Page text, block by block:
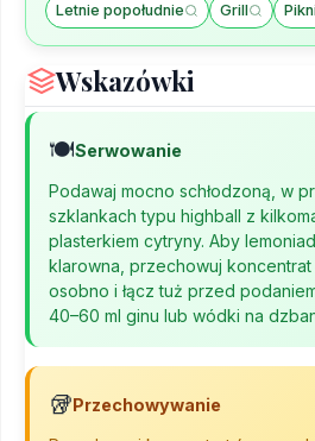
Letnie popołudnie Grill
Wskazówki
🍽️Serwowanie
Podawaj mocno schłodzoną, w
szklankach typu highball z
plasterkiem cytryny. Aby
klarowna, przechowuj
osobno i łącz tuż przed
40–60 ml ginu lub wódki na
🥡Przechowywanie